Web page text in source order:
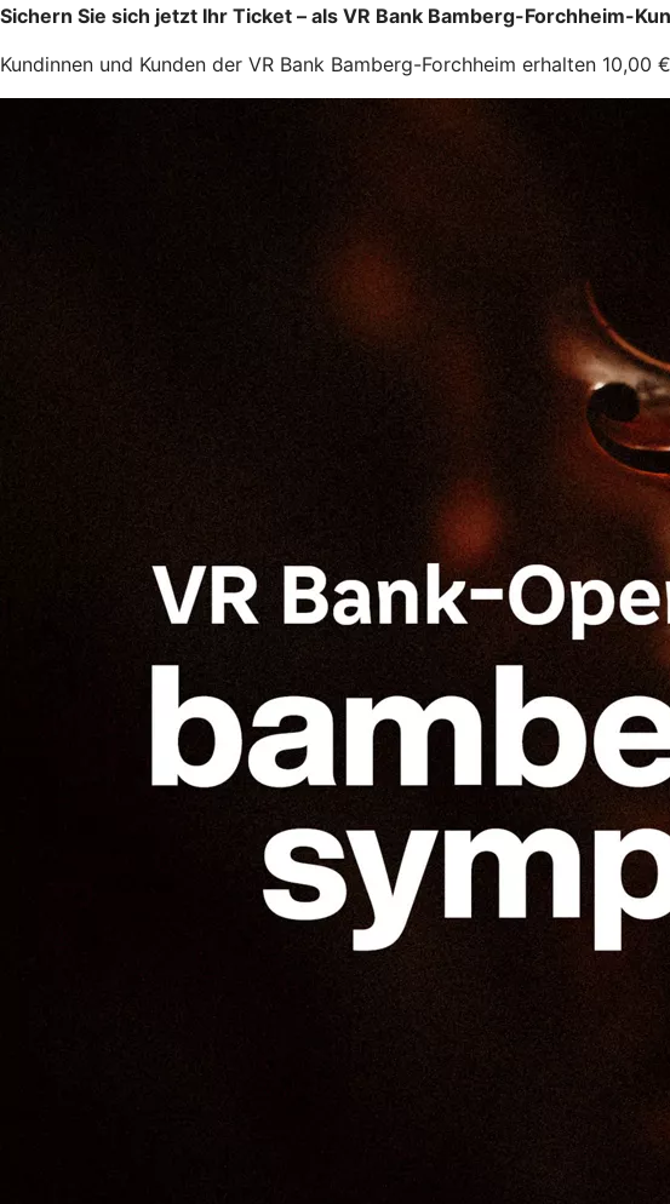
Sichern Sie sich jetzt Ihr Ticket – als VR Bank Bamberg-Forchheim-
Kundinnen und Kunden der VR Bank Bamberg-Forchheim erhalten